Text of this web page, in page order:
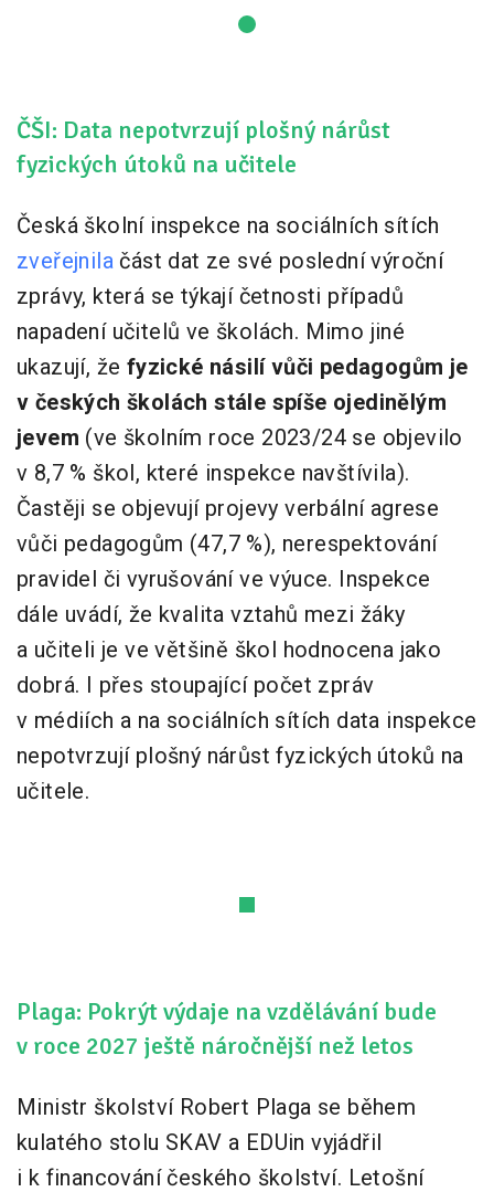
ČŠI: Data nepotvrzují plošný nárůst
fyzických útoků na učitele
Česká školní inspekce na sociálních sítích
zveřejnila část dat ze své poslední výroční
zprávy, která se týkají četnosti případů
napadení učitelů ve školách. Mimo jiné
ukazují, že fyzické násilí vůči pedagogům je
v českých školách stále spíše ojedinělým
jevem (ve školním roce 2023/24 se objevilo
v 8,7 % škol, které inspekce navštívila).
Častěji se objevují projevy verbální agrese
vůči pedagogům (47,7 %), nerespektování
pravidel či vyrušování ve výuce. Inspekce
dále uvádí, že kvalita vztahů mezi žáky
a učiteli je ve většině škol hodnocena jako
dobrá. I přes stoupající počet zpráv
v médiích a na sociálních sítích data inspekce
nepotvrzují plošný nárůst fyzických útoků na
učitele.
Plaga: Pokrýt výdaje na vzdělávání bude
v roce 2027 ještě náročnější než letos
Ministr školství Robert Plaga se během
kulatého stolu SKAV a EDUin vyjádřil
i k financování českého školství. Letošní